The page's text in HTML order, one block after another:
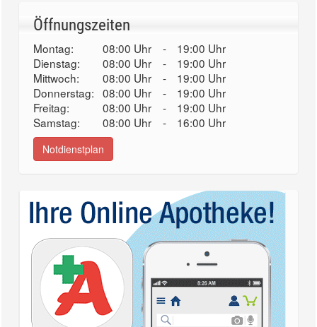
Öffnungszeiten
Montag: 08:00 Uhr -
19:00 Uhr
Dienstag:
08:00 Uhr -
19:00 Uhr
Mittwoch:
08:00 Uhr -
19:00 Uhr
Donnerstag: 08:00 Uhr -
19:00 Uhr
Freitag:
08:00 Uhr -
19:00 Uhr
Samstag:
08:00 Uhr - 16:00 Uhr
Notdienstplan